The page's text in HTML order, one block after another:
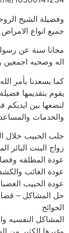
وفضيلة الشيخ
جميع انواع الامراض
مجانا سنة عن
اله وصحبه اجمعين
كما يسعدنا بأمر
يقوم بتقديمها
لنضعها بين ايديكم
والخدمات
جلب الحبيب خلال
زواج البنت البائر
عودة المطلقه
عودة الغائب
عودة الحبيب
حل المشاكل –
الحوائج
المشاكل النفسيه
وغيرها الكثير من